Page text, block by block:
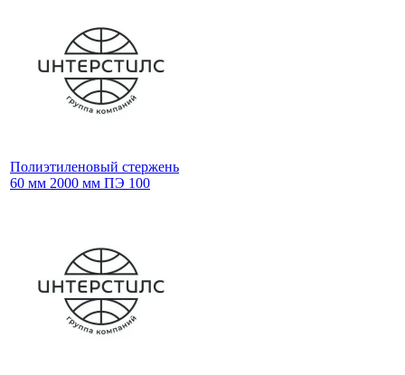
Полиэтиленовый стержень
60 мм 2000 мм ПЭ 100